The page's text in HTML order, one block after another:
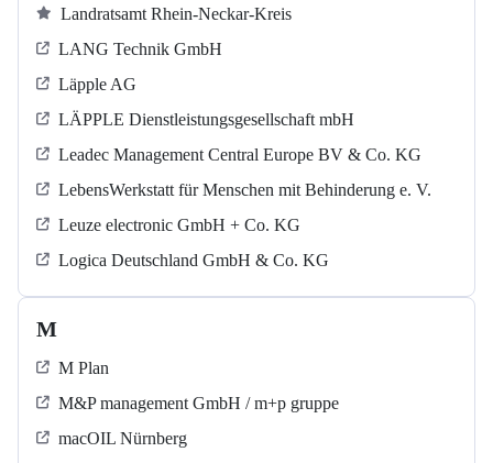
Landratsamt Rhein-Neckar-Kreis
LANG Technik GmbH
Läpple AG
LÄPPLE Dienstleistungsgesellschaft mbH
Leadec Management Central Europe BV & Co. KG
LebensWerkstatt für Menschen mit Behinderung e. V.
Leuze electronic GmbH + Co. KG
Logica Deutschland GmbH & Co. KG
M
M Plan
M&P management GmbH / m+p gruppe
macOIL Nürnberg